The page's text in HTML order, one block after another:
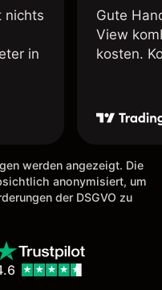
nichts
in
Gute
View
kosten.
werden angezeigt. Die
anonymisiert, um
der DSGVO zu